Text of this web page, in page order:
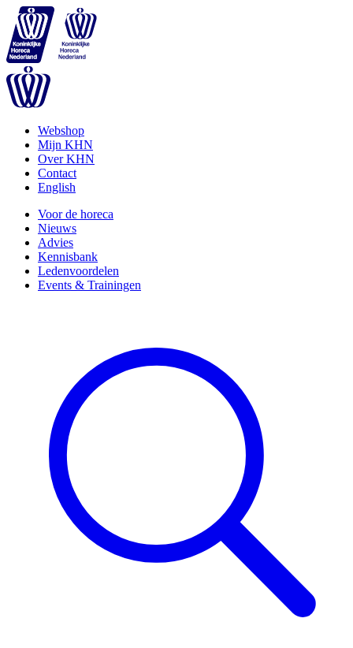
Webshop
Mijn KHN
Over KHN
Contact
English
Voor de horeca
Nieuws
Advies
Kennisbank
Ledenvoordelen
Events & Trainingen